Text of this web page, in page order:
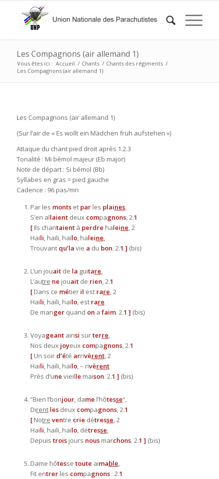
Les Compagnons (air allemand 1)
Vous êtes ici : Accueil / Chants / Chants des régiments /
Les Compagnons (air allemand 1)
Les Compagnons (air allemand 1)
(Sur l’air de « Es wollt ein Mädchen früh aufstehen »)
Attaque du chant pied droit après 1.2.3
Tonalité : Mi bémol majeur (Eb major)
Note de départ : Si bémol (Bb)
Syllabes en gras = pied gauche
Cadence : 96 pas/mn
Par les montsetparles plaines,
S’en allaientdeuxcompagnons, 2.1
[Ils chantaientà perdre haleine, 2
Haïli, haïli, haïlo, haleine,
Trouvantqu’la vie a du bon. 2.1 ] (bis)
L’un jouaitde la guitare,
L’autre ne jouaitde rien, 2.1
[Dans ce métieril estrare, 2
Haïli, haïli, haïlo, est rare
De mangerquand on a faim. 2.1 ] (bis)
Voyageantainsi surterre,
Nos deuxjoyeuxcompagnons, 2.1
[Un soird’été arrivèrent, 2
Haïli, haïli, haïlo, – rivèrent
Près d’une vieille maison. 2.1 ] (bis)
“Bien l’bonjour, dame l’hôtesse“,
Direntlesdeuxcompagnons, 2.1
[Notre ventre crie détresse, 2
Haïli, haïli, haïlo, détresse,
Depuis troisjours nousmarchons. 2.1 ] (bis)
Dame hôtesse toute aimable,
Fit entrerles compagnons: 2.1